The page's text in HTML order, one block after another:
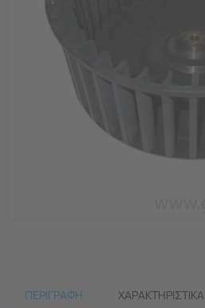
ΠΕΡΙΓΡΑΦΗ ΧΑΡΑΚΤΗΡΙΣΤΙΚΆ